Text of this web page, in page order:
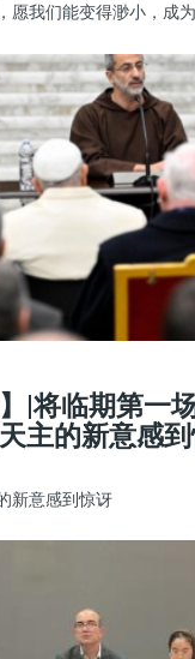
愿我们能变得渺小，成为
】|将临期第一
主的新意感
新意感到惊讶